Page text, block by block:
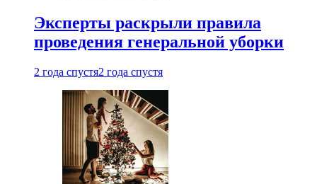
Эксперты раскрыли правила
проведения генеральной уборки
2 года спустя2 года спустя